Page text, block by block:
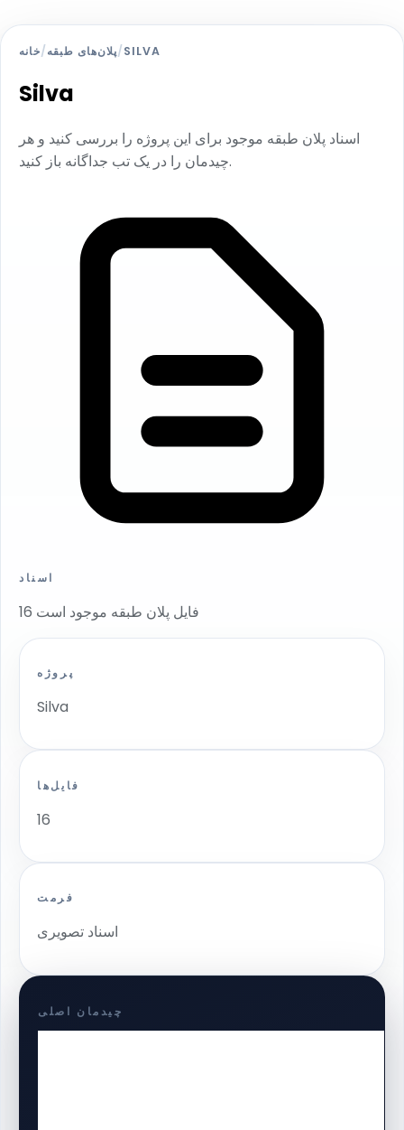
خانه/پلان‌های طبقه/SILVA
Silva
اسناد پلان طبقه موجود برای این پروژه را بررسی کنید و هر
چیدمان را در یک تب جداگانه باز کنید.
اسناد
16 فایل پلان طبقه موجود است
پروژه
Silva
فایل‌ها
16
فرمت
اسناد تصویری
چیدمان اصلی